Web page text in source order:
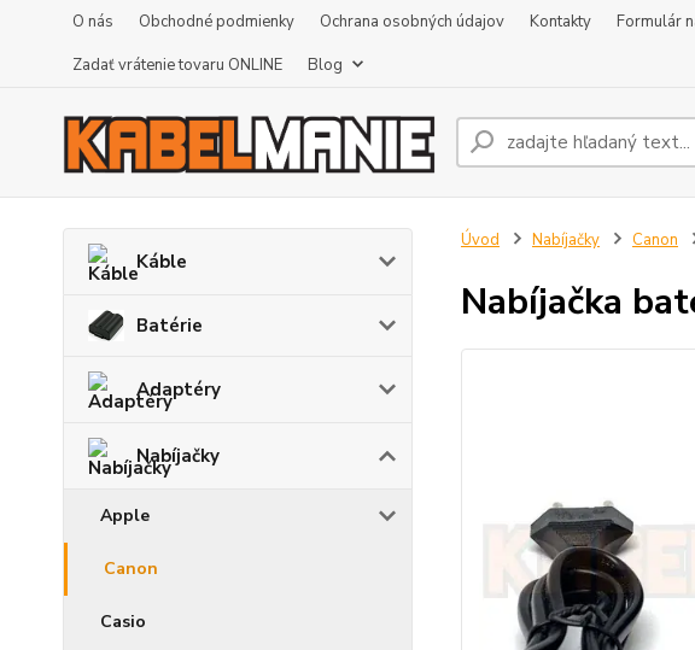
O nás Obchodné podmienky Ochrana osobných údajov Kontakty Formulár
Zadať vrátenie tovaru ONLINE
Blog
Káble
Batérie
Adaptéry
Nabíjačky
Apple
Canon
Casio
Úvod Nabíjačky Canon
Nabíjačka